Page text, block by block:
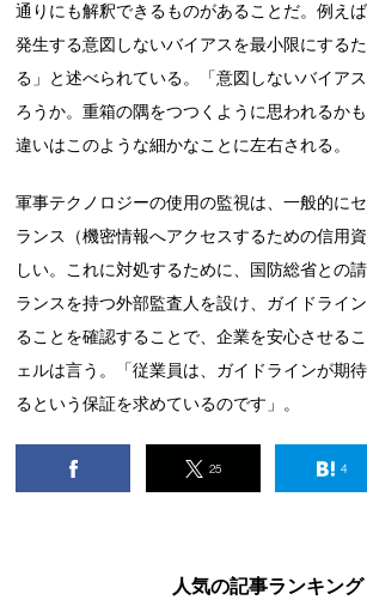
通りにも解釈できるものがあることだ。例え
発生する意図しないバイアスを最小限にする
る」と述べられている。「意図しないバイア
ろうか。重箱の隅をつつくように思われるか
違いはこのような細かなことに左右される。
軍事テクノロジーの使用の監視は、一般的に
ランス（機密情報へアクセスするための信用
しい。これに対処するために、国防総省との
ランスを持つ外部監査人を設け、ガイドライ
ることを確認することで、企業を安心させる
ェルは言う。「従業員は、ガイドラインが期
るという保証を求めているのです」。
25 4
人気の記事ランキング